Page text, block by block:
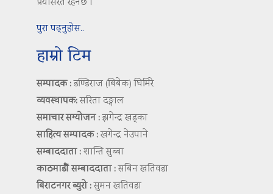
पुरा पढ्नुहोस..
हाम्रो टिम
सम्पादक :डण्डिराज (बिबेक) घिमिरे
व्यवस्थापक:सरिता दङ्गाल
समाचार सम्योजन :झगेन्द्र खड्का
साहित्य सम्पादक :खगेन्द्र नेउपाने
सम्बाददाता :शान्ति सुब्बा
काठमाडौं सम्बाददाता :सबिन खतिवडा
बिराटनगर ब्युरो :सुमन खतिवडा